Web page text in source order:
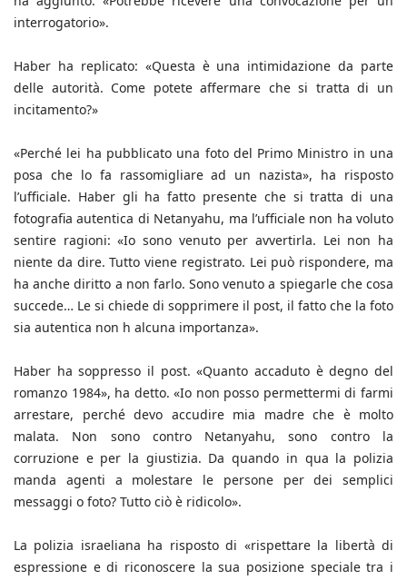
interrogatorio».
Haber ha replicato: «Questa è una intimidazione da parte
delle autorità. Come potete affermare che si tratta di un
incitamento?»
«Perché lei ha pubblicato una foto del Primo Ministro in una
posa che lo fa rassomigliare ad un nazista», ha risposto
l’ufficiale. Haber gli ha fatto presente che si tratta di una
fotografia autentica di Netanyahu, ma l’ufficiale non ha voluto
sentire ragioni: «Io sono venuto per avvertirla. Lei non ha
niente da dire. Tutto viene registrato. Lei può rispondere, ma
ha anche diritto a non farlo. Sono venuto a spiegarle che cosa
succede… Le si chiede di sopprimere il post, il fatto che la foto
sia autentica non h alcuna importanza».
Haber ha soppresso il post. «Quanto accaduto è degno del
romanzo 1984», ha detto. «Io non posso permettermi di farmi
arrestare, perché devo accudire mia madre che è molto
malata. Non sono contro Netanyahu, sono contro la
corruzione e per la giustizia. Da quando in qua la polizia
manda agenti a molestare le persone per dei semplici
messaggi o foto? Tutto ciò è ridicolo».
La polizia israeliana ha risposto di «rispettare la libertà di
espressione e di riconoscere la sua posizione speciale tra i